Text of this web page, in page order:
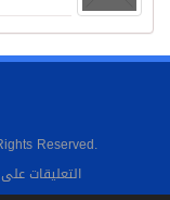
Reserved.
التعليقات على